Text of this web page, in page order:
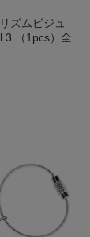
ズムビジュ
（1pcs）全